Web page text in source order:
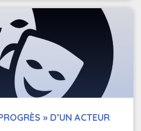
» D’UN ACTEUR